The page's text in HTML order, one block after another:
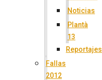
Noticias
Plantà
13
Reportajes
Fallas
2012